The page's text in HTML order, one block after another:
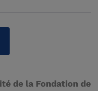
de la Fondation de